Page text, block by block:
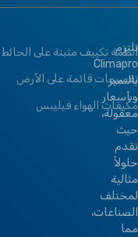
تلتزم
Climapro
بالتميز
وبأسعار
معقولة،
حيث
تقدم
حلولاً
مثالية
لمختلف
الصناعات،
مما
أنظمة تكييف مثبتة على الحائط
تقسيمات قائمة على الأرض
مكيفات الهواء فيليبس